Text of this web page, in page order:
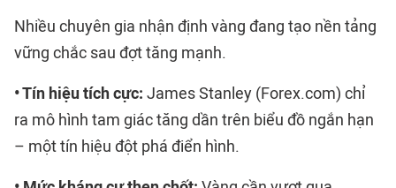
Nhiều chuyên gia nhận định vàng đang tạo nền tảng
vững chắc sau đợt tăng mạnh.
• Tín hiệu tích cực: James Stanley (Forex.com) chỉ
ra mô hình tam giác tăng dần trên biểu đồ ngắn hạn
– một tín hiệu đột phá điển hình.